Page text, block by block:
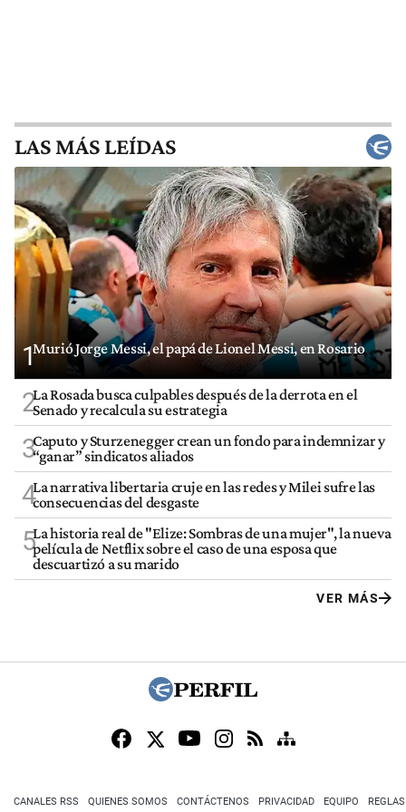
LAS MÁS LEÍDAS
1Murió Jorge Messi, el papá de Lionel Messi, en Rosario
2La Rosada busca culpables después de la derrota en el
Senado y recalcula su estrategia
3Caputo y Sturzenegger crean un fondo para indemnizar y
“ganar” sindicatos aliados
4La narrativa libertaria cruje en las redes y Milei sufre las
consecuencias del desgaste
5La historia real de "Elize: Sombras de una mujer", la nueva
película de Netflix sobre el caso de una esposa que
descuartizó a su marido
VER MÁS
CANALES RSS QUIENES SOMOS CONTÁCTENOS PRIVACIDAD EQUIPO